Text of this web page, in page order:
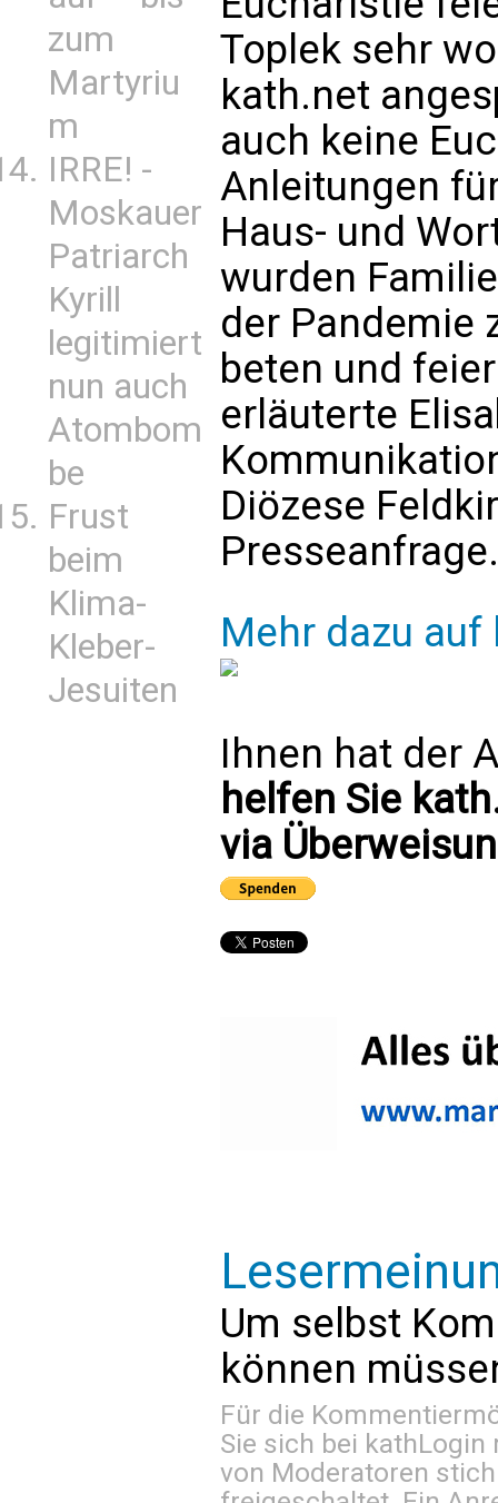
zum
Martyriu
m
IRRE! -
Moskauer
Patriarch
Kyrill
legitimiert
nun auch
Atombom
be
Frust
beim
Klima-
Kleber-
Jesuiten
Toplek sehr
kath.net
auch keine
Anleitungen
Haus- und
wurden
der Pandemie
beten und
erläuterte
Diözese
Presseanfrage.
Mehr dazu auf
Ihnen hat der
helfen Sie
via
Um selbst
können
Für die
Sie sich bei kathLogin
von Moderatoren